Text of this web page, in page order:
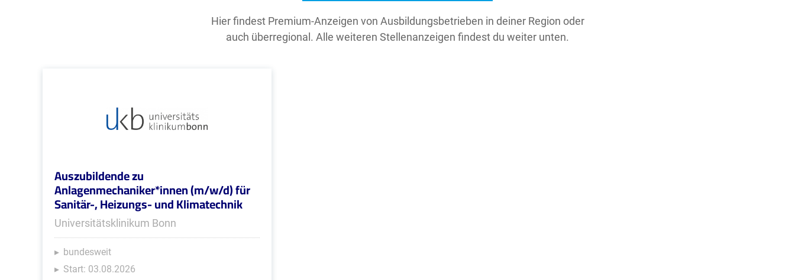
Hier findest Premium-Anzeigen von Ausbildungsbetrieben in deiner Region oder
auch überregional. Alle weiteren Stellenanzeigen findest du weiter unten.
Auszubildende zu
Anlagenmechaniker*innen (m/w/d) für
Sanitär-, Heizungs- und Klimatechnik
Universitätsklinikum Bonn
bundesweit
Start: 03.08.2026